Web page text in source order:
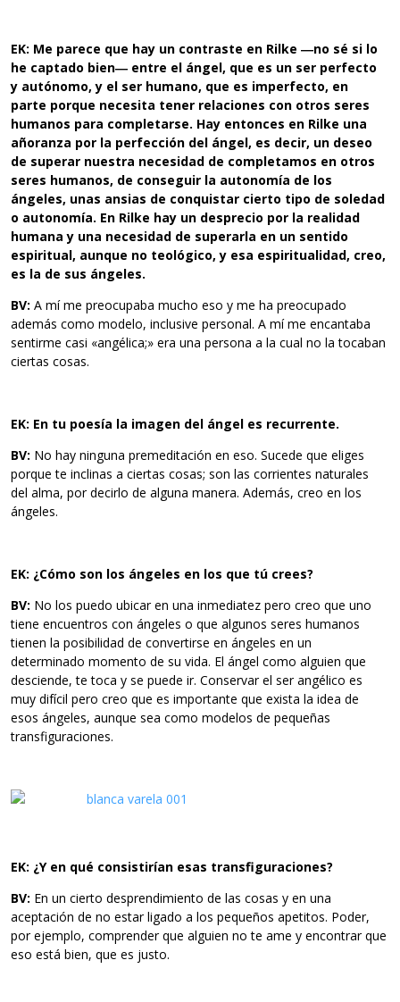
EK: Me parece que hay un contraste en Rilke ―no sé si lo
he captado bien― entre el ángel, que es un ser perfecto
y autónomo, y el ser humano, que es imperfecto, en
parte porque necesita tener relaciones con otros seres
humanos para completarse. Hay entonces en Rilke una
añoranza por la perfección del ángel, es decir, un deseo
de superar nuestra necesidad de completamos en otros
seres humanos, de conseguir la autonomía de los
ángeles, unas ansias de conquistar cierto tipo de soledad
o autonomía. En Rilke hay un desprecio por la realidad
humana y una necesidad de superarla en un sentido
espiritual, aunque no teológico, y esa espiritualidad, creo,
es la de sus ángeles.
BV: A mí me preocupaba mucho eso y me ha preocupado
además como modelo, inclusive personal. A mí me encantaba
sentirme casi «angélica;» era una persona a la cual no la tocaban
ciertas cosas.
EK: En tu poesía la imagen del ángel es recurrente.
BV: No hay ninguna premeditación en eso. Sucede que eliges
porque te inclinas a ciertas cosas; son las corrientes naturales
del alma, por decirlo de alguna manera. Además, creo en los
ángeles.
EK: ¿Cómo son los ángeles en los que tú crees?
BV: No los puedo ubicar en una inmediatez pero creo que uno
tiene encuentros con ángeles o que algunos seres humanos
tienen la posibilidad de convertirse en ángeles en un
determinado momento de su vida. El ángel como alguien que
desciende, te toca y se puede ir. Conservar el ser angélico es
muy difícil pero creo que es importante que exista la idea de
esos ángeles, aunque sea como modelos de pequeñas
transfiguraciones.
EK: ¿Y en qué consistirían esas transfiguraciones?
BV: En un cierto desprendimiento de las cosas y en una
aceptación de no estar ligado a los pequeños apetitos. Poder,
por ejemplo, comprender que alguien no te ame y encontrar que
eso está bien, que es justo.